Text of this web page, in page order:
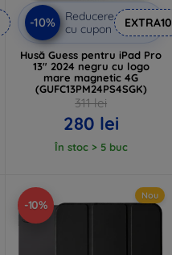
-10%
Reducere
cu cupon
EXTRA10
Husă Guess pentru iPad Pro
13" 2024 negru cu logo
mare magnetic 4G
(GUFC13PM24PS4SGK)
311 lei
280 lei
În stoc > 5 buc
-10%
Nou